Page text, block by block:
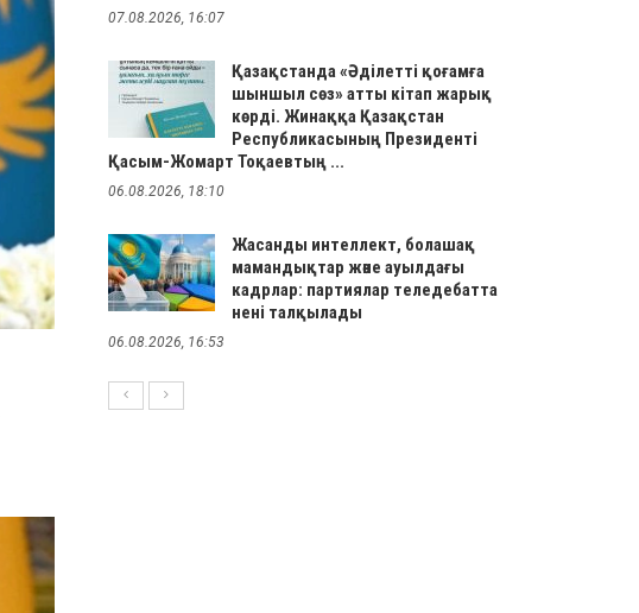
07.08.2026, 16:07
Қазақстанда «Әділетті қоғамға
шыншыл сөз» атты кітап жарық
көрді. Жинаққа Қазақстан
Республикасының Президенті
Қасым-Жомарт Тоқаевтың ...
06.08.2026, 18:10
Жасанды интеллект, болашақ
мамандықтар және ауылдағы
кадрлар: партиялар теледебатта
нені талқылады
06.08.2026, 16:53